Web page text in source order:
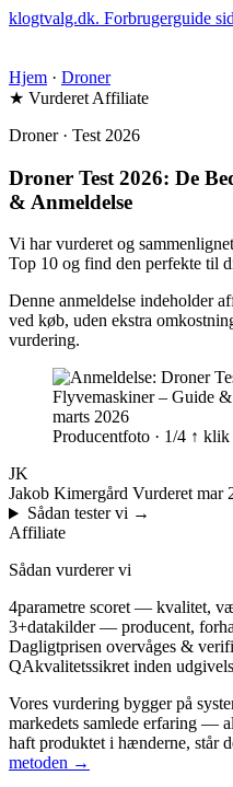
klogtvalg.dk. Forbrugerguide
Hjem · Droner
★ Vurderet Affiliate
Droner · Test 2026
Droner Test 2026: De
& Anmeldelse
Vi har vurderet og
Top 10 og find den perfekte til
Denne anmeldelse indeholder
ved køb, uden ekstra
vurdering.
Producentfoto · 1/4 ↑ klik
JK
Jakob Kimergård Vurderet mar
Sådan tester vi →
Affiliate
Sådan vurderer vi
4parametre scoret — kvalitet,
3+datakilder — producent,
Dagligtprisen overvåges &
QAkvalitetssikret inden
Vores vurdering bygger på
markedets samlede erfaring —
haft produktet i hænderne, står
metoden →